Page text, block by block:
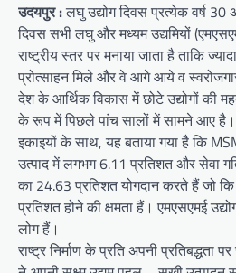
उदयपुर :लघु उद्योग दिवस प्रत्येक वर्ष
दिवस सभी लघु और मध्यम उद्यमियों
राष्ट्रीय स्तर पर मनाया जाता है ताकि
प्रोत्साहन मिले और वे आगे आये व
देश के आर्थिक विकास में छोटे उद्योगों की
के रूप में पिछले पांच सालों में सामने आए
इकाइयों के साथ, यह बताया गया है कि
उत्पाद में लगभग 6.11 प्रतिशत और सेवा
का 24.63 प्रतिशत योगदान करते हैं जो
प्रतिशत होने की क्षमता हैं। एमएसएमई
लोग हैं।
राष्ट्र निर्माण के प्रति अपनी प्रतिबद्धता